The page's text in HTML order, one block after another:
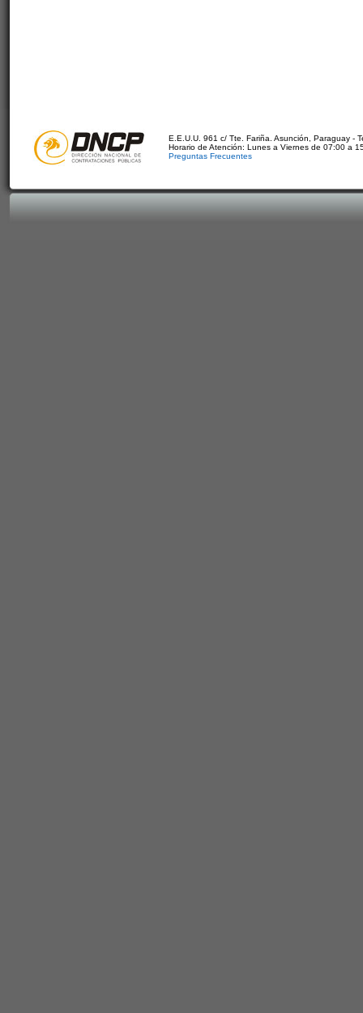
E.E.U.U. 961 c/ Tte. Fariña. Asunción, Paraguay -
Horario de Atención: Lunes a Viernes de 07:00 a
Preguntas Frecuentes